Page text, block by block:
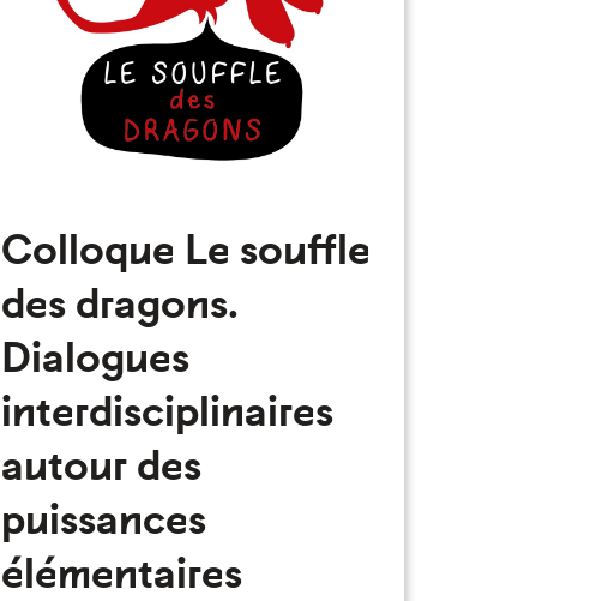
Colloque Le souffle
des dragons.
Dialogues
interdisciplinaires
autour des
puissances
élémentaires